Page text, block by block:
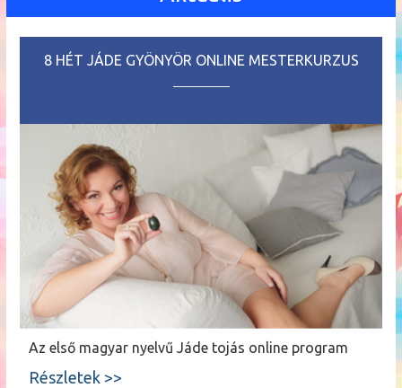
8 HÉT JÁDE GYÖNYÖR ONLINE MESTERKURZUS
Az első magyar nyelvű Jáde tojás online program
Részletek >>